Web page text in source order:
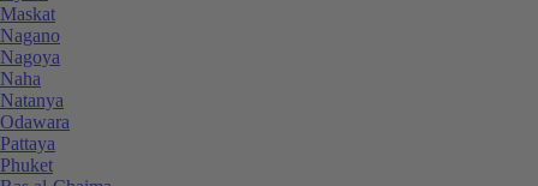
Maskat
Nagano
Nagoya
Naha
Natanya
Odawara
Pattaya
Phuket